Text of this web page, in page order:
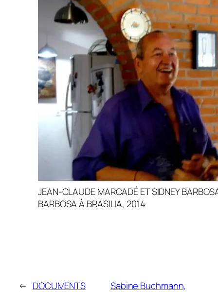
JEAN-CLAUDE MARCADÉ ET SIDNEY
BARBOSA À BRASILIA, 2014
← DOCUMENTS
Sabine Buchmann,